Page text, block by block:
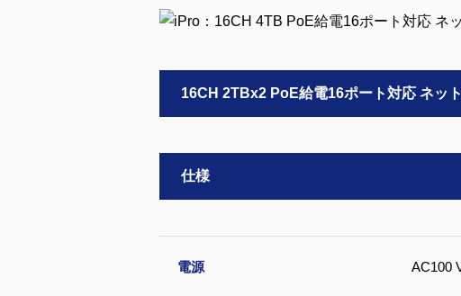
16CH 2TBx2 PoE給電16ポート対応 ネッ
仕様
電源 AC100